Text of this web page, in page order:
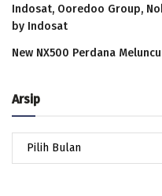
Indosat, Ooredoo Group,
by Indosat
New NX500 Perdana
Arsip
Arsip